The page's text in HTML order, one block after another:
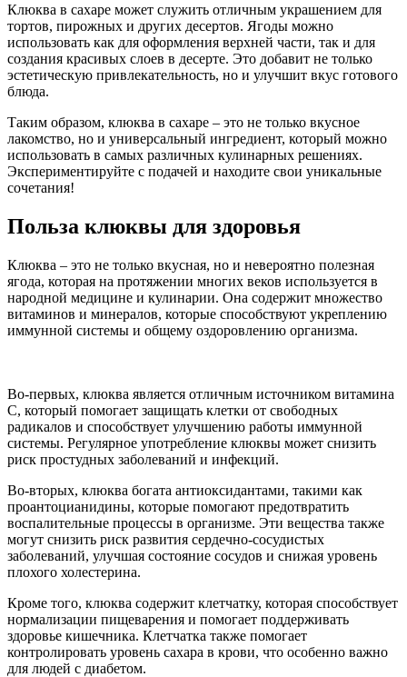
Клюква в сахаре может служить отличным украшением для
тортов, пирожных и других десертов. Ягоды можно
использовать как для оформления верхней части, так и для
создания красивых слоев в десерте. Это добавит не только
эстетическую привлекательность, но и улучшит вкус готового
блюда.
Таким образом, клюква в сахаре – это не только вкусное
лакомство, но и универсальный ингредиент, который можно
использовать в самых различных кулинарных решениях.
Экспериментируйте с подачей и находите свои уникальные
сочетания!
Польза клюквы для здоровья
Клюква – это не только вкусная, но и невероятно полезная
ягода, которая на протяжении многих веков используется в
народной медицине и кулинарии. Она содержит множество
витаминов и минералов, которые способствуют укреплению
иммунной системы и общему оздоровлению организма.
Во-первых, клюква является отличным источником витамина
C, который помогает защищать клетки от свободных
радикалов и способствует улучшению работы иммунной
системы. Регулярное употребление клюквы может снизить
риск простудных заболеваний и инфекций.
Во-вторых, клюква богата антиоксидантами, такими как
проантоцианидины, которые помогают предотвратить
воспалительные процессы в организме. Эти вещества также
могут снизить риск развития сердечно-сосудистых
заболеваний, улучшая состояние сосудов и снижая уровень
плохого холестерина.
Кроме того, клюква содержит клетчатку, которая способствует
нормализации пищеварения и помогает поддерживать
здоровье кишечника. Клетчатка также помогает
контролировать уровень сахара в крови, что особенно важно
для людей с диабетом.